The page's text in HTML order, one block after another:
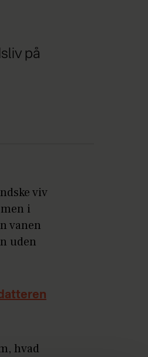
på
viv
i
vanen
uden
hvad